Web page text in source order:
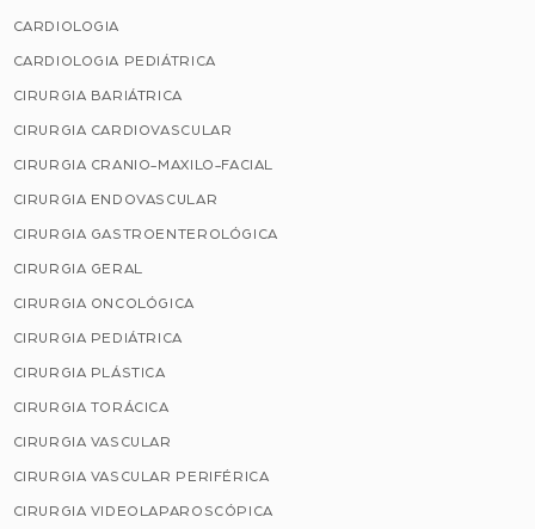
CARDIOLOGIA
CARDIOLOGIA PEDIÁTRICA
CIRURGIA BARIÁTRICA
CIRURGIA CARDIOVASCULAR
CIRURGIA CRANIO-MAXILO-FACIAL
CIRURGIA ENDOVASCULAR
CIRURGIA GASTROENTEROLÓGICA
CIRURGIA GERAL
CIRURGIA ONCOLÓGICA
CIRURGIA PEDIÁTRICA
CIRURGIA PLÁSTICA
CIRURGIA TORÁCICA
CIRURGIA VASCULAR
CIRURGIA VASCULAR PERIFÉRICA
CIRURGIA VIDEOLAPAROSCÓPICA